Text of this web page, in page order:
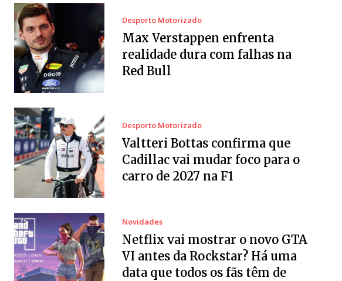
Desporto Motorizado
Max Verstappen enfrenta
realidade dura com falhas na
Red Bull
Desporto Motorizado
Valtteri Bottas confirma que
Cadillac vai mudar foco para o
carro de 2027 na F1
Novidades
Netflix vai mostrar o novo GTA
VI antes da Rockstar? Há uma
data que todos os fãs têm de